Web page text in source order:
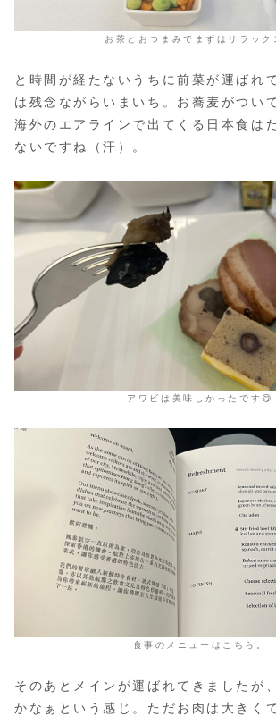
お茶とおつまみでまずはリラック
と時間が経たないうちに前菜が運ばれ
は残念ながらいまいち。お蕎麦がつい
海外のエアラインで出てくる日本食は
ないですね（汗）。
アワビは美味しかったです😋
食事のメニューはこちら。
そのあとメインが運ばれてきましたが
かなぁという感じ。ただお肉は大きく